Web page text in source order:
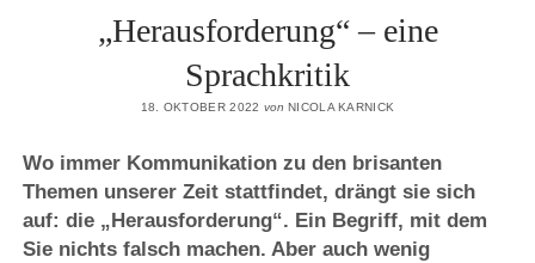
„Herausforderung“ – eine
Sprachkritik
18. OKTOBER 2022 von NICOLA KARNICK
Wo immer Kommunikation zu den brisanten
Themen unserer Zeit stattfindet, drängt sie sich
auf: die „Herausforderung“. Ein Begriff, mit dem
Sie nichts falsch machen. Aber auch wenig